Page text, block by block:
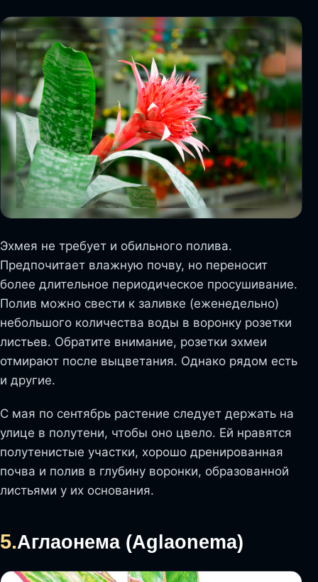
Эхмея не требует и обильного полива.
Предпочитает влажную почву, но переносит
более длительное периодическое просушивание.
Полив можно свести к заливке (еженедельно)
небольшого количества воды в воронку розетки
листьев. Обратите внимание, розетки эхмеи
отмирают после выцветания. Однако рядом есть
и другие.
С мая по сентябрь растение следует держать на
улице в полутени, чтобы оно цвело. Ей нравятся
полутенистые участки, хорошо дренированная
почва и полив в глубину воронки, образованной
листьями у их основания.
5.Аглаонема (Aglaonema)